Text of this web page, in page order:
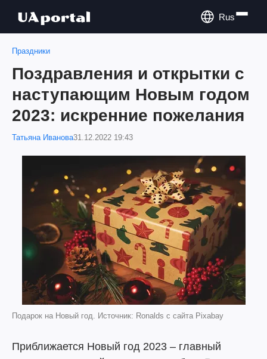
Rus
Праздники
Поздравления и открытки с
наступающим Новым годом
2023: искренние пожелания
Татьяна Иванова31.12.2022 19:43
Подарок на Новый год. Источник: Ronalds с сайта Pixabay
Приближается Новый год 2023 – главный